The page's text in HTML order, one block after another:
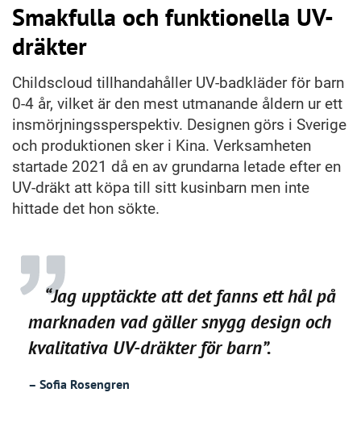
Smakfulla och funktionella UV-
dräkter
Childscloud tillhandahåller UV-badkläder för barn
0-4 år, vilket är den mest utmanande åldern ur ett
insmörjningssperspektiv. Designen görs i Sverige
och produktionen sker i Kina. Verksamheten
startade 2021 då en av grundarna letade efter en
UV-dräkt att köpa till sitt kusinbarn men inte
hittade det hon sökte.
“Jag upptäckte att det fanns ett hål på
marknaden vad gäller snygg design och
kvalitativa UV-dräkter för barn”.
– Sofia Rosengren